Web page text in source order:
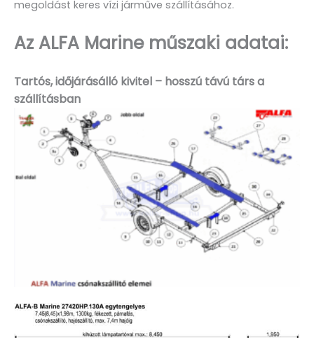
megoldást keres vízi járműve szállításához.
Az ALFA Marine műszaki adatai:
Tartós, időjárásálló kivitel – hosszú távú társ a
szállításban